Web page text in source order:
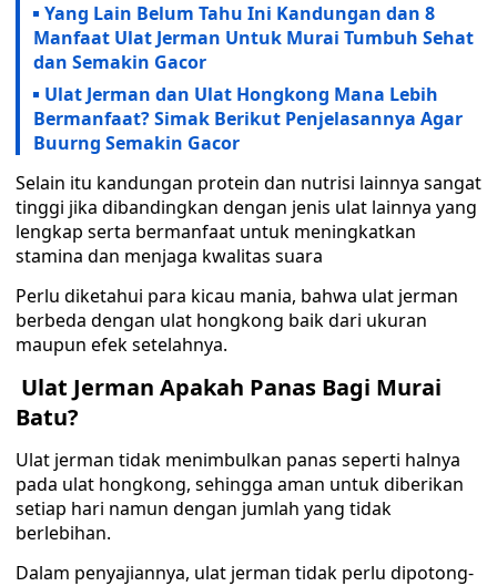
Yang Lain Belum Tahu Ini Kandungan dan 8
Manfaat Ulat Jerman Untuk Murai Tumbuh Sehat
dan Semakin Gacor
Ulat Jerman dan Ulat Hongkong Mana Lebih
Bermanfaat? Simak Berikut Penjelasannya Agar
Buurng Semakin Gacor
Selain itu kandungan protein dan nutrisi lainnya sangat
tinggi jika dibandingkan dengan jenis ulat lainnya yang
lengkap serta bermanfaat untuk meningkatkan
stamina dan menjaga kwalitas suara
Perlu diketahui para kicau mania, bahwa ulat jerman
berbeda dengan ulat hongkong baik dari ukuran
maupun efek setelahnya.
Ulat Jerman Apakah Panas Bagi Murai
Batu?
Ulat jerman tidak menimbulkan panas seperti halnya
pada ulat hongkong, sehingga aman untuk diberikan
setiap hari namun dengan jumlah yang tidak
berlebihan.
Dalam penyajiannya, ulat jerman tidak perlu dipotong-